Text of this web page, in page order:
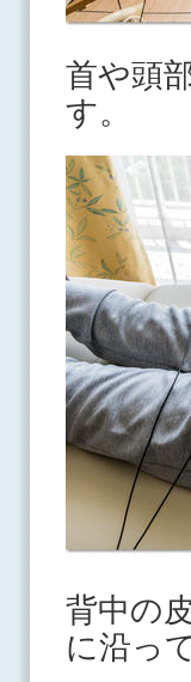
首や頭
す。
背中の
に沿っ